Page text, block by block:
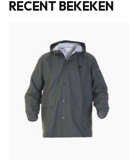
RECENT BEKEKEN